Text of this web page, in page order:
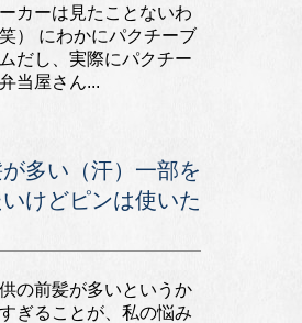
カーは見たことないわ
笑） にわかにパクチーブ
だし、実際にパクチー
当屋さん...
多い（汗）一部を
けどピンは使いた
の前髪が多いというか
ぎることが、私の悩み